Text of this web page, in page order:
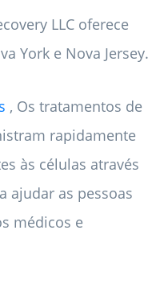
LLC oferece
York e Nova Jersey.
, Os tratamentos de
rapidamente
às células através
ajudar as pessoas
médicos e